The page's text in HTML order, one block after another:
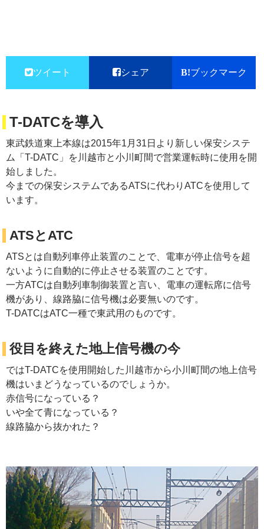
ツイート シェア ブックマーク
T-DATCを導入
東武鉄道東上本線は2015年1月31日より新しい保安システ
ム「T-DATC」を川越市と小川町間で営業運転時に使用を開
始しました。
今までの保安システムであるATSに代わりATCを使用して
います。
ATSとATC
ATSとは自動列車停止装置のことで、電車が停止信号を超
ないように自動的に停止させる装置のことです。
一方ATCは自動列車制御装置と言い、電車の運転席に信号
機があり、線路脇に信号機は必要無いのです。
T-DATCはATC一種で東武用のものです。
役目を終えた地上信号機の今
ではT-DATCを使用開始した川越市から小川町間の地上信号
機はいまどうなっているのでしょうか。
赤信号になっている？
いや全て青になっている？
線路脇から抜かれた？